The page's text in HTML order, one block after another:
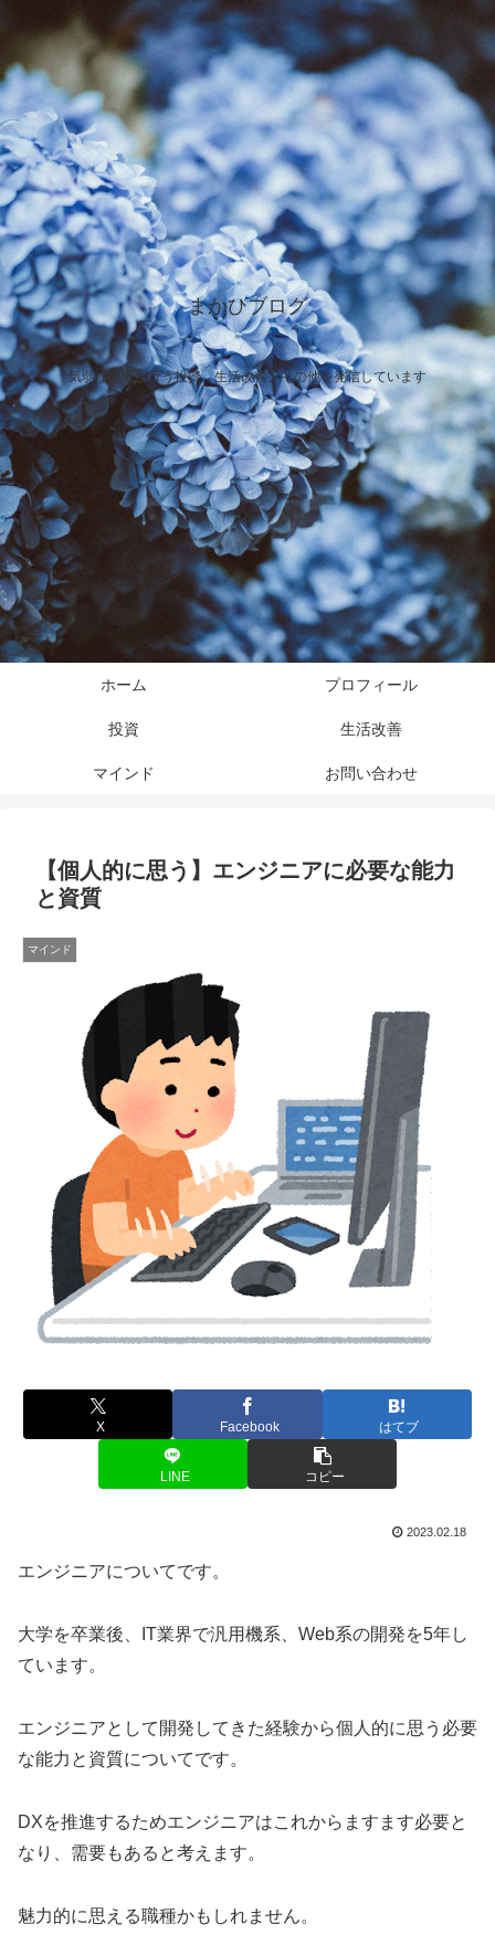
まかひブログ
気弱な敗者が行う投資、生活改善、その他を発信しています
ホーム プロフィール
投資 生活改善
マインド お問い合わせ
【個人的に思う】エンジニアに必要な能力
と資質
マインド
X Facebook はてブ
LINE コピー
2023.02.18
エンジニアについてです。
大学を卒業後、IT業界で汎用機系、Web系の開発を5年し
ています。
エンジニアとして開発してきた経験から個人的に思う必要
な能力と資質についてです。
DXを推進するためエンジニアはこれからますます必要と
なり、需要もあると考えます。
魅力的に思える職種かもしれません。